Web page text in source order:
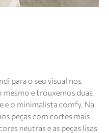
para o seu visual nos
mesmo e trouxemos duas
e o minimalista comfy. Na
peças com cortes mais
neutras e as peças lisas